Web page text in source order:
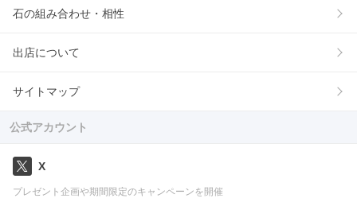
石の組み合わせ・相性
出店について
サイトマップ
公式アカウント
X
プレゼント企画や期間限定のキャンペーンを開催